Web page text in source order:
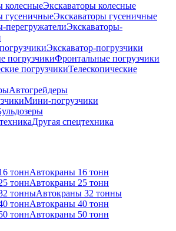
Экскаваторы колесные
Экскаваторы гусеничные
Экскаваторы-
Экскаватор-погрузчики
Фронтальные погрузчики
Телескопические
Автогрейдеры
Мини-погрузчики
Другая спецтехника
Автокраны 16 тонн
Автокраны 25 тонн
Автокраны 32 тонны
Автокраны 40 тонн
Автокраны 50 тонн